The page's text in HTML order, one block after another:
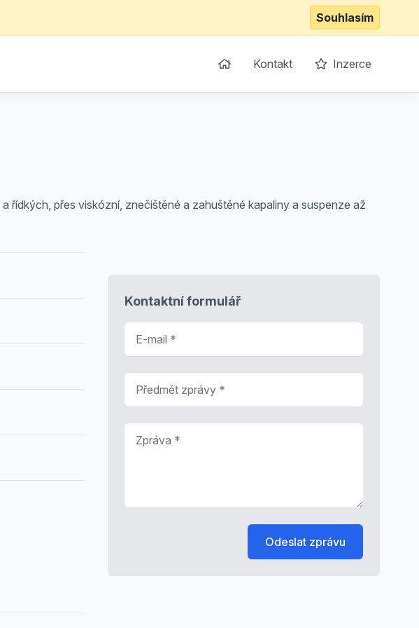
Souhlasím
Kontakt Inzerce
řídkých, přes viskózní, znečištěné a zahuštěné kapaliny a suspenze až
Kontaktní formulář
Odeslat zprávu